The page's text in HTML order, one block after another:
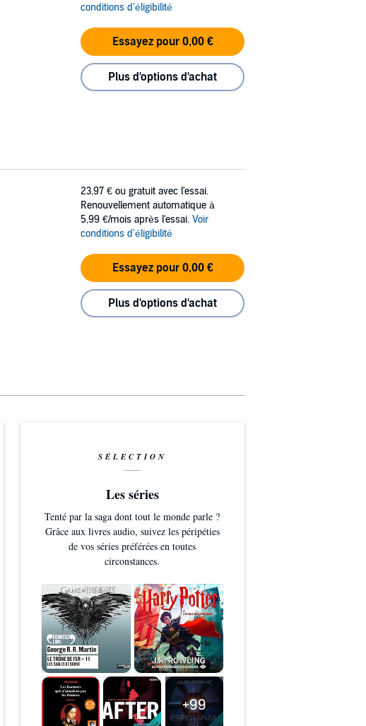
conditions d'éligibilité
Essayez pour 0,00 €
Plus d'options d'achat
23,97 € ou gratuit avec l'essai.
Renouvellement automatique à
5,99 €/mois après l'essai. Voir
conditions d'éligibilité
Essayez pour 0,00 €
Plus d'options d'achat
SÉLECTION
Les séries
Tenté par la saga dont tout le monde parle ?
Grâce aux livres audio, suivez les péripéties
de vos séries préférées en toutes
circonstances.
+99